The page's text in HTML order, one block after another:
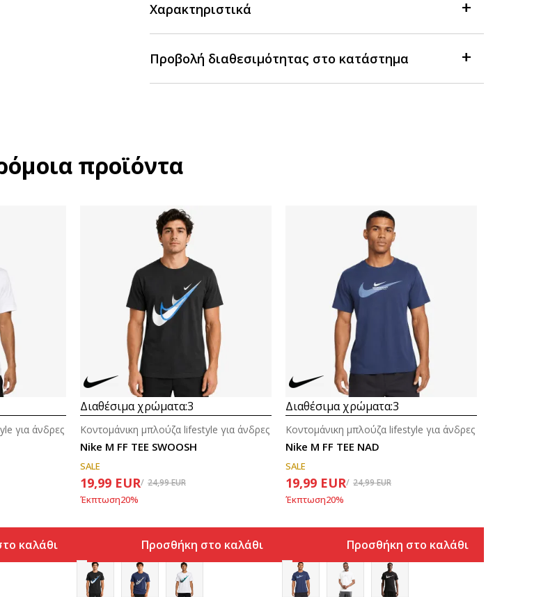
Χαρακτηριστικά
Προβολή διαθεσιμότητας στο κατάστημα
προϊόντα
για άνδρες
καλάθι
Διαθέσιμα χρώματα:3
Nike M FF TEE SWOOSH
Κοντομάνικη μπλούζα lifestyle για άνδρες
SALE
19,99 EUR 24,99EUR
Έκπτωση20%
Προσθήκη στο καλάθι
Διαθέσιμα χρώματα:3
Nike M FF TEE NAD
Κοντομάνικη μπλούζα lifestyle για άνδρες
SALE
19,99 EUR 24,99EUR
Έκπτωση20%
Προσθήκη στο καλάθι